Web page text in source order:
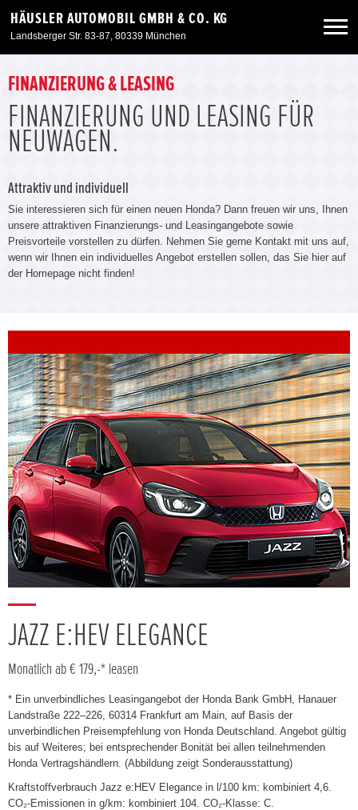
HÄUSLER AUTOMOBIL GMBH & CO. KG
Landsberger Str. 83-87, 80339 München
Neuwagen
Gebrauchtwagen
Service & Zubehör
Unser Autohaus
FINANZIERUNG & LEASING
FINANZIERUNG UND LEASING FÜR
NEUWAGEN.
Attraktiv und individuell
Sie interessieren sich für einen neuen Honda? Dann freuen wir uns, Ihnen
unsere attraktiven Finanzierungs- und Leasingangebote sowie
Preisvorteile vorstellen zu dürfen. Nehmen Sie gerne Kontakt mit uns auf,
wenn wir Ihnen ein individuelles Angebot erstellen sollen, das Sie hier auf
der Homepage nicht finden!
JAZZ E:HEV ELEGANCE
Monatlich ab € 179,-* leasen
* Ein unverbindliches Leasingangebot der Honda Bank GmbH, Hanauer
Landstraße 222–226, 60314 Frankfurt am Main, auf Basis der
unverbindlichen Preisempfehlung von Honda Deutschland. Angebot gültig
bis auf Weiteres; bei entsprechender Bonität bei allen teilnehmenden
Honda Vertragshändlern. (Abbildung zeigt Sonderausstattung)
Kraftstoffverbrauch Jazz e:HEV Elegance in l/100 km: kombiniert 4,6.
CO₂-Emissionen in g/km: kombiniert 104. CO₂-Klasse: C.